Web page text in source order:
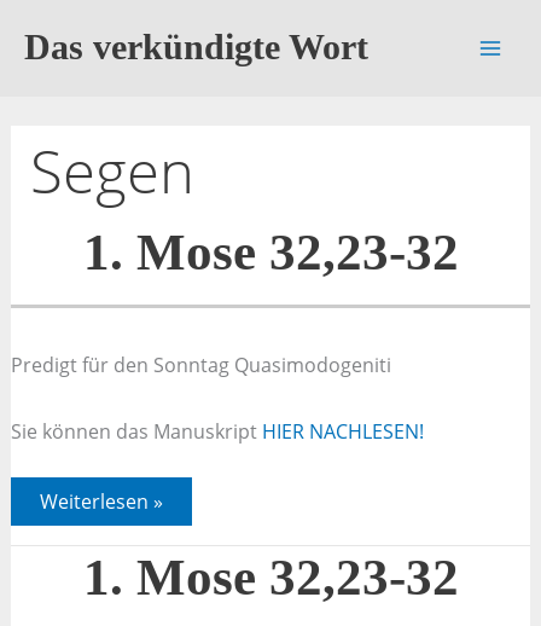
InhaltDas verkündigte Wort
Segen
1. Mose 32,23-32
Predigt für den Sonntag Quasimodogeniti
Sie können das Manuskript HIER NACHLESEN!
1.
Mose
32,23-
Weiterlesen »
1. Mose 32,23-32